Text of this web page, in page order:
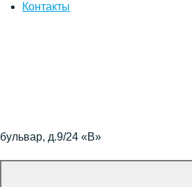
Контакты
бульвар, д.9/24 «В»